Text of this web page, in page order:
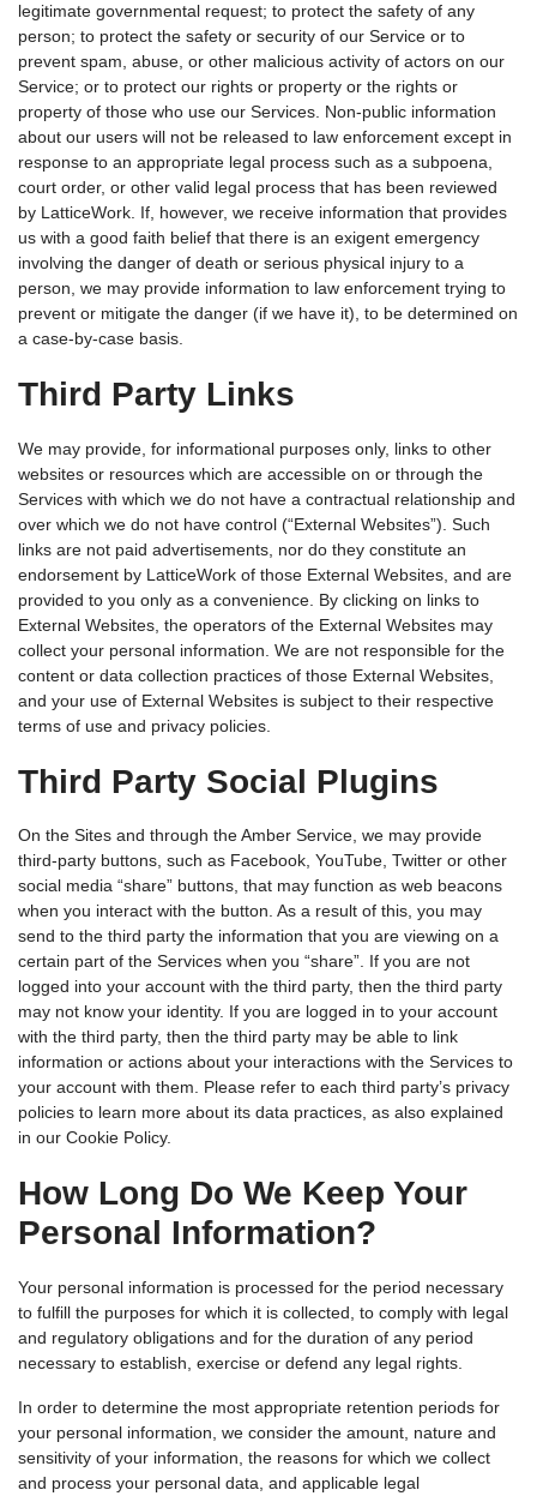
legitimate governmental request; to protect the safety of any
person; to protect the safety or security of our Service or to
prevent spam, abuse, or other malicious activity of actors on our
Service; or to protect our rights or property or the rights or
property of those who use our Services. Non-public information
about our users will not be released to law enforcement except in
response to an appropriate legal process such as a subpoena,
court order, or other valid legal process that has been reviewed
by LatticeWork. If, however, we receive information that provides
us with a good faith belief that there is an exigent emergency
involving the danger of death or serious physical injury to a
person, we may provide information to law enforcement trying to
prevent or mitigate the danger (if we have it), to be determined on
a case-by-case basis.
Third Party Links
We may provide, for informational purposes only, links to other
websites or resources which are accessible on or through the
Services with which we do not have a contractual relationship and
over which we do not have control (“External Websites”). Such
links are not paid advertisements, nor do they constitute an
endorsement by LatticeWork of those External Websites, and are
provided to you only as a convenience. By clicking on links to
External Websites, the operators of the External Websites may
collect your personal information. We are not responsible for the
content or data collection practices of those External Websites,
and your use of External Websites is subject to their respective
terms of use and privacy policies.
Third Party Social Plugins
On the Sites and through the Amber Service, we may provide
third-party buttons, such as Facebook, YouTube, Twitter or other
social media “share” buttons, that may function as web beacons
when you interact with the button. As a result of this, you may
send to the third party the information that you are viewing on a
certain part of the Services when you “share”. If you are not
logged into your account with the third party, then the third party
may not know your identity. If you are logged in to your account
with the third party, then the third party may be able to link
information or actions about your interactions with the Services to
your account with them. Please refer to each third party’s privacy
policies to learn more about its data practices, as also explained
in our Cookie Policy.
How Long Do We Keep Your
Personal Information?
Your personal information is processed for the period necessary
to fulfill the purposes for which it is collected, to comply with legal
and regulatory obligations and for the duration of any period
necessary to establish, exercise or defend any legal rights.
In order to determine the most appropriate retention periods for
your personal information, we consider the amount, nature and
sensitivity of your information, the reasons for which we collect
and process your personal data, and applicable legal